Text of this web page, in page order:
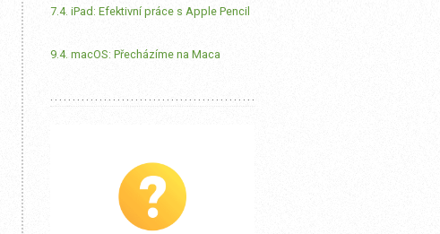
7.4. iPad: Efektivní práce s Apple Pencil
9.4. macOS: Přecházíme na Maca